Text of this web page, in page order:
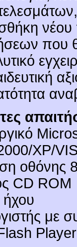
νέου
που
XP/
οθόνης
CD ROM
με